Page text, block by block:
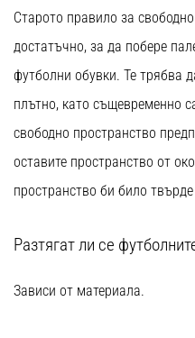
Старото правило за
достатъчно, за да побере
футболни обувки. Те трябва
плътно, като същевременно
свободно пространство
оставите пространство от
пространство би било
Разтягат ли се
Зависи от материала.